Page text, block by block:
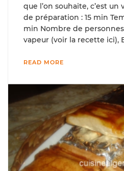
que l’on souhaite, c’est un
de préparation : 15 min
min Nombre de
vapeur (voir la recette ici),
READ MORE